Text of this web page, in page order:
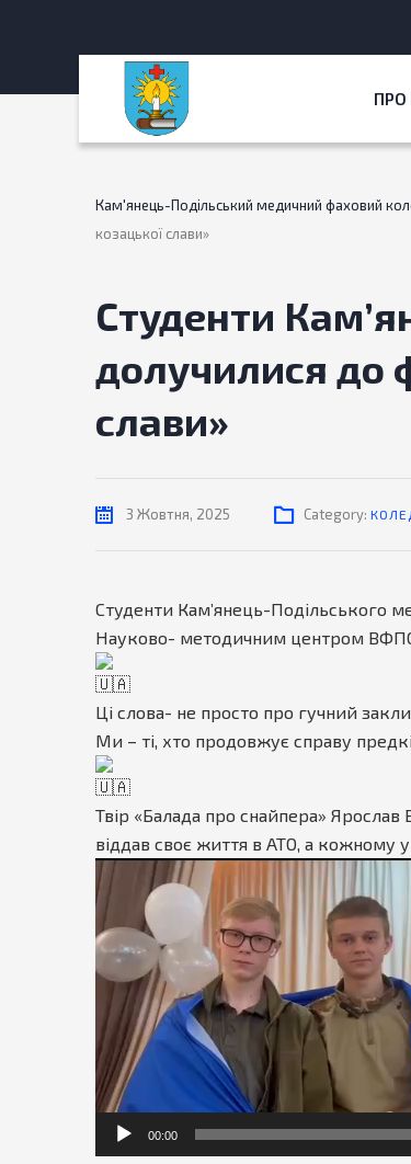
ПРО
Кам'янець-Подільський медичний фаховий
козацької слави»
Студенти
долучилися до
слави»
3 Жовтня, 2025 Category:
Студенти Камʼянець-Подільського
Науково- методичним центром ВФПО
Ці слова- не просто про гучний
Ми – ті, хто продовжує справу
Твір «Балада про снайпера» Ярослав
віддав своє життя в АТО, а кожному
Відеопрогравач
00:00